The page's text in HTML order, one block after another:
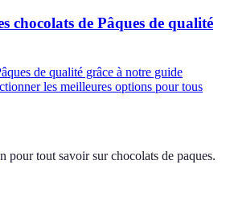
chocolats de Pâques de qualité
de qualité grâce à notre guide
les meilleures options pour tous
pour tout savoir sur chocolats de paques.